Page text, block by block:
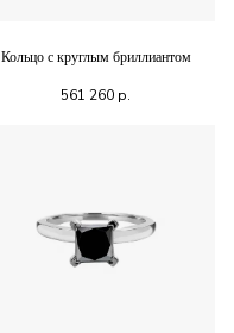
Кольцо с круглым бриллиантом
561 260 р.